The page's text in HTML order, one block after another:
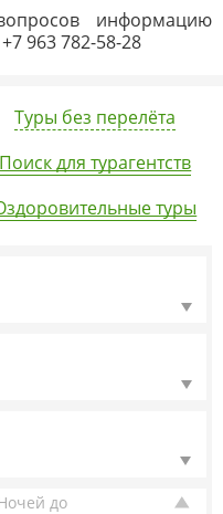
информацию
963 782-58-28
Туры без перелёта
Поиск для турагентств
туры
до